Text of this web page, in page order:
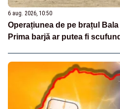
6 aug. 2026, 10:50
Operațiunea de pe brațul
Prima barjă ar putea fi